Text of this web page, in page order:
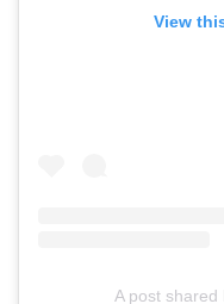
View
A post